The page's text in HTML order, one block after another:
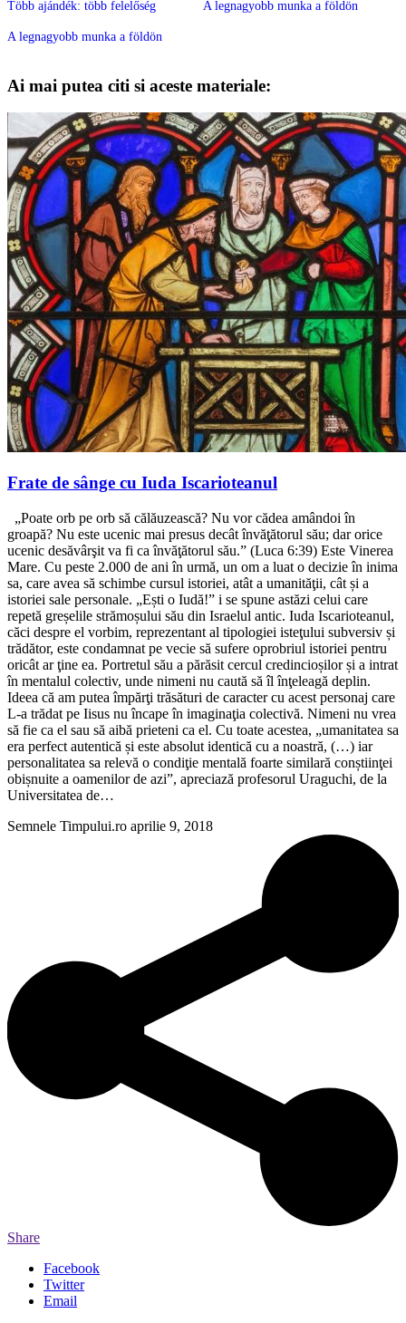
Több ajándék: több felelőség A legnagyobb munka a földön
A legnagyobb munka a földön
Ai mai putea citi si aceste materiale:
Frate de sânge cu Iuda Iscarioteanul
„Poate orb pe orb să călăuzească? Nu vor cădea amândoi în
groapă? Nu este ucenic mai presus decât învăţătorul său; dar orice
ucenic desăvârşit va fi ca învăţătorul său.” (Luca 6:39) Este Vinerea
Mare. Cu peste 2.000 de ani în urmă, un om a luat o decizie în inima
sa, care avea să schimbe cursul istoriei, atât a umanităţii, cât și a
istoriei sale personale. „Ești o Iudă!” i se spune astăzi celui care
repetă greșelile strămoșului său din Israelul antic. Iuda Iscarioteanul,
căci despre el vorbim, reprezentant al tipologiei isteţului subversiv și
trădător, este condamnat pe vecie să sufere oprobriul istoriei pentru
oricât ar ţine ea. Portretul său a părăsit cercul credincioșilor și a intrat
în mentalul colectiv, unde nimeni nu caută să îl înţeleagă deplin.
Ideea că am putea împărţi trăsături de caracter cu acest personaj care
L-a trădat pe Iisus nu încape în imaginaţia colectivă. Nimeni nu vrea
să fie ca el sau să aibă prieteni ca el. Cu toate acestea, „umanitatea sa
era perfect autentică și este absolut identică cu a noastră, (…) iar
personalitatea sa relevă o condiţie mentală foarte similară conștiinţei
obișnuite a oamenilor de azi”, apreciază profesorul Uraguchi, de la
Universitatea de…
Semnele Timpului.ro aprilie 9, 2018
Share
Facebook
Twitter
Email